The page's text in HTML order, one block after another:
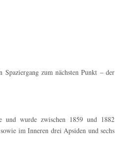
zum nächsten Punkt – der
und wurde zwischen 1859 und 1882
im Inneren drei Apsiden und sechs